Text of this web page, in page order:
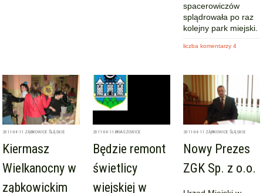
spacerowiczów
splądrowała po raz
kolejny park miejski.
liczba komentarzy 4
2011-04-11 ZĄBKOWICE ŚLĄSKIE
Kiermasz
Wielkanocny w
ząbkowickim
2011-04-11 BRASZOWICE
Będzie remont
świetlicy
wiejskiej w
2011-04-11 ZĄBKOWICE ŚLĄSKIE
Nowy Prezes
ZGK Sp. z o.o.